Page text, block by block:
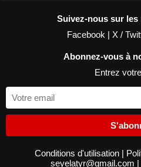
Suivez-nous sur les
Facebook | X /
Abonnez-vous à
Entrez
Conditions d'utilisation |
seyelatyr@gmail.com |